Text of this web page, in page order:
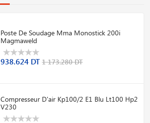
Poste De Soudage Mma Monostick 200i
Magmaweld
938.624 DT 1 173.280 DT
Compresseur D'air Kp100/2 E1 Blu Lt100 Hp2
V230